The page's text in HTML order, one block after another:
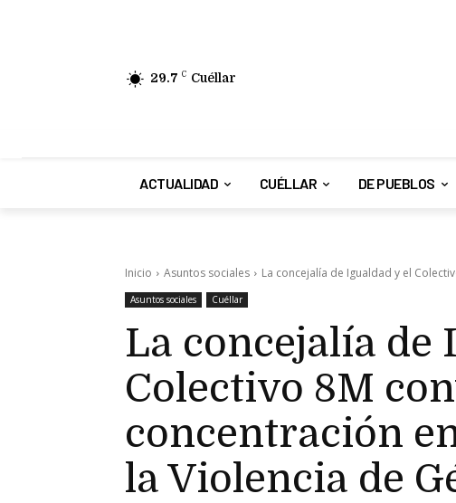
29.7 C Cuéllar
ACTUALIDAD CUÉLLAR DE PUEBLOS
Inicio Asuntos sociales La concejalía de Igualdad y el
Asuntos sociales Cuéllar
La concejalía de
Colectivo 8M
concentración
la Violencia de